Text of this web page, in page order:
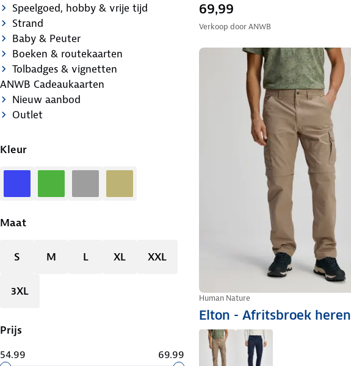
Speelgoed, hobby & vrije tijd
Strand
Baby & Peuter
Boeken & routekaarten
Tolbadges & vignetten
ANWB Cadeaukaarten
Nieuw aanbod
Outlet
Kleur
Maat
S M L XL XXL
3XL
Prijs
54.99
69.99
69,99
Verkoop doorANWB
Human Nature
Elton - Afritsbroek heren